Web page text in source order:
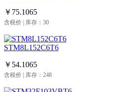
￥75.1065
含税价 | 库存：30
STM8L152C6T6
￥54.1065
含税价 | 库存：248